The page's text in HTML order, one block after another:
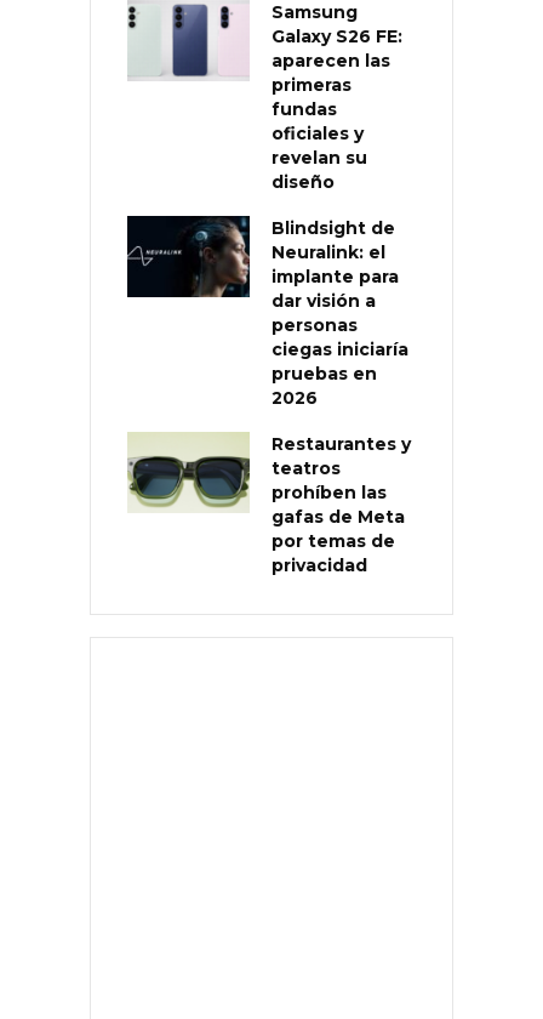
Samsung
Galaxy S26 FE:
aparecen las
primeras
fundas
oficiales y
revelan su
diseño
Blindsight de
Neuralink: el
implante para
dar visión a
personas
ciegas iniciaría
pruebas en
2026
Restaurantes y
teatros
prohíben las
gafas de Meta
por temas de
privacidad